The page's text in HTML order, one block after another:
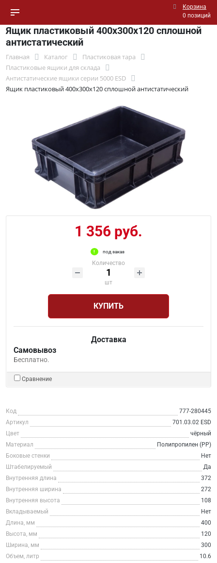
Корзина
0 позиций
Ящик пластиковый 400x300x120 сплошной
антистатический
Главная Каталог
Пластиковая тара
Пластиковые ящики для склада
Антистатические ящики серии 5000 ESD
Ящик пластиковый 400x300x120 сплошной антистатический
1 356 руб.
под заказ
Количество
шт
КУПИТЬ
Доставка
Самовывоз
Бесплатно.
Сравнение
Код
777-280445
Артикул
701.03.02 ESD
Цвет
чёрный
Материал
Полипропилен (PP)
Боковые стенки
Нет
Штабелируемый
Да
Внутренняя длина
372
Внутренняя ширина
272
Внутренняя высота
108
Вкладываемый
Нет
Длина, мм
400
Высота, мм
120
Ширина, мм
300
Объем, литр
10.6